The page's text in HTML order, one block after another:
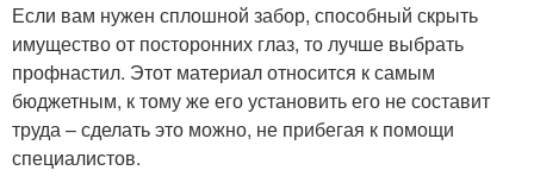
Если вам нужен сплошной забор, способный скрыть
имущество от посторонних глаз, то лучше выбрать
профнастил. Этот материал относится к самым
бюджетным, к тому же его установить его не составит
труда – сделать это можно, не прибегая к помощи
специалистов.